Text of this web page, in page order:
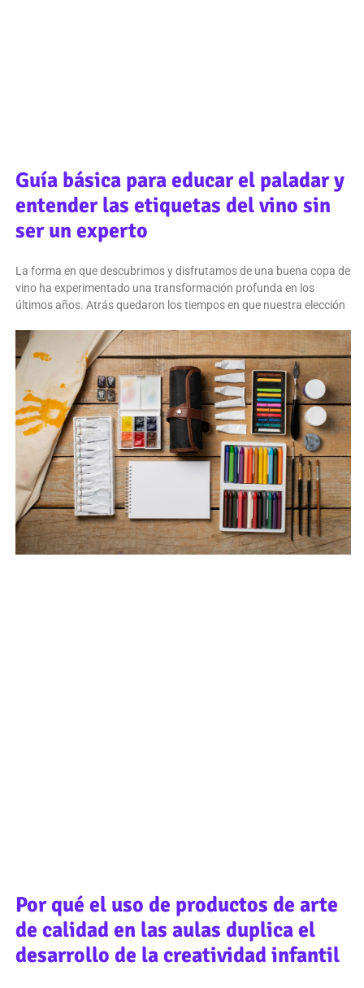
Guía básica para educar el paladar y
entender las etiquetas del vino sin
ser un experto
La forma en que descubrimos y disfrutamos de una buena copa de
vino ha experimentado una transformación profunda en los
últimos años. Atrás quedaron los tiempos en que nuestra elección
Por qué el uso de productos de arte
de calidad en las aulas duplica el
desarrollo de la creatividad infantil